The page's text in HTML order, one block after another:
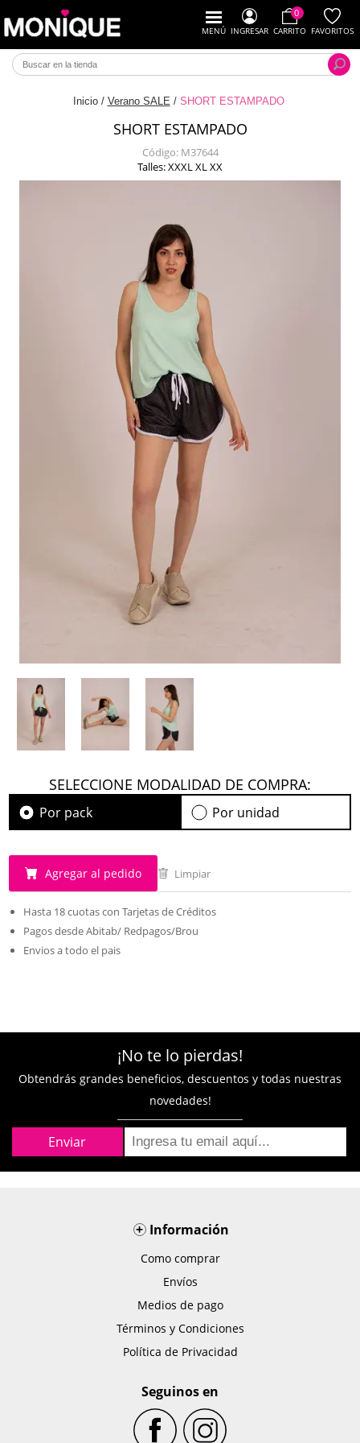
MENÚ INGRESAR
0
CARRITO FAVORITOS
Inicio / Verano SALE / SHORT ESTAMPADO
SHORT ESTAMPADO
Código: M37644
Talles: XXXL XL XX
SELECCIONE MODALIDAD DE COMPRA:
Por pack Por unidad
Agregar al pedido Limpiar
Hasta 18 cuotas con Tarjetas de Créditos
Pagos desde Abitab/ Redpagos/Brou
Envios a todo el pais
¡No te lo pierdas!
Obtendrás grandes beneficios, descuentos y todas nuestras
novedades!
+Información
Como comprar
Envíos
Medios de pago
Términos y Condiciones
Política de Privacidad
Seguinos en